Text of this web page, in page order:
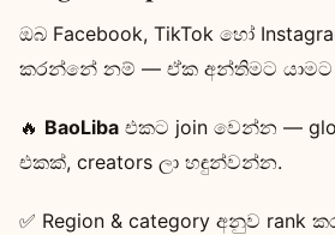
ඔබ Facebook, TikTok හෝ
කරන්නේ නම් — ඒක අන්තිමට යාමට
🔥 BaoLiba එකට join වෙන්න —
එකක්, creators ලා හඳුන්වන්න.
✅ Region & category අනුව rank